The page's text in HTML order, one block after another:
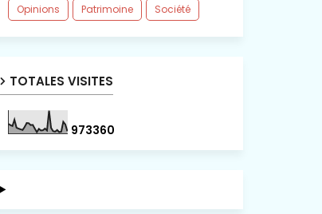
Opinions
Patrimoine Société
TOTALES VISITES
973360